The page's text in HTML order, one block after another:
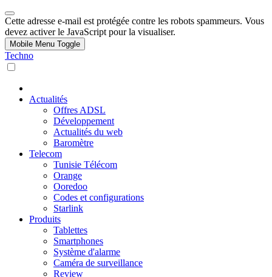
Cette adresse e-mail est protégée contre les robots spammeurs. Vous
devez activer le JavaScript pour la visualiser.
Mobile Menu Toggle
Techno
Actualités
Offres ADSL
Développement
Actualités du web
Baromètre
Telecom
Tunisie Télécom
Orange
Ooredoo
Codes et configurations
Starlink
Produits
Tablettes
Smartphones
Système d'alarme
Caméra de surveillance
Review